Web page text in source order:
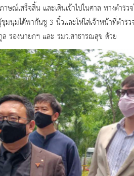
ณ์เสร็จสิ้น และเดินเข้าไปในศาล ทางตำร
นุมได้พากันชู 3 นิ้วและโห่ใส่เจ้าหน้าที่ตำร
รองนายกฯ และ รมว.สาธารณสุข ด้วย